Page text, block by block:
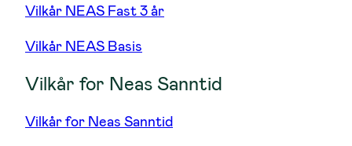
Vilkår NEAS Fast 3 år
Vilkår NEAS Basis
Vilkår for Neas Sanntid
Vilkår for Neas Sanntid